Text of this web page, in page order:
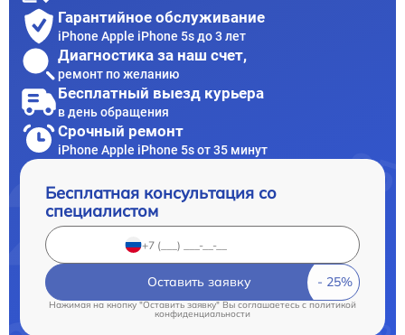
Гарантийное обслуживание
iPhone Apple iPhone 5s до 3 лет
Диагностика за наш счет,
ремонт по желанию
Бесплатный выезд курьера
в день обращения
Срочный ремонт
iPhone Apple iPhone 5s от 35 минут
Бесплатная консультация со
специалистом
Оставить заявку
Нажимая на кнопку "Оставить заявку" Вы соглашаетесь cполитикой
конфиденциальности